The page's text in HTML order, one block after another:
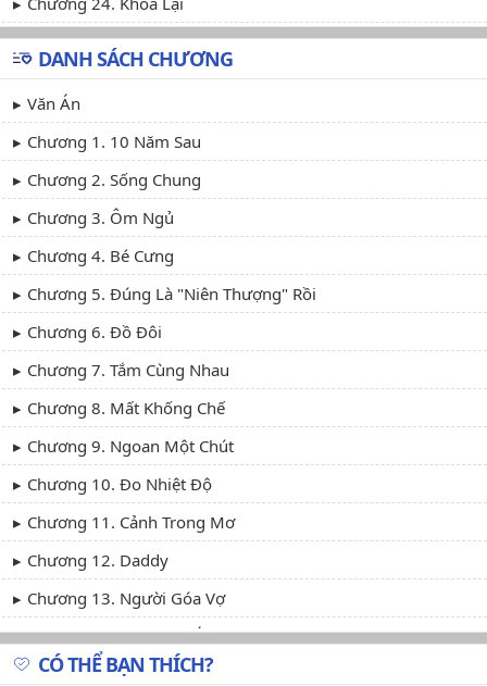
DANH SÁCH CHƯƠNG
Văn Án
Chương 1. 10 Năm Sau
Chương 2. Sống Chung
Chương 3. Ôm Ngủ
Chương 4. Bé Cưng
Chương 5. Đúng Là "niên Thượng" Rồi
Chương 6. Đồ Đôi
Chương 7. Tắm Cùng Nhau
Chương 8. Mất Khống Chế
Chương 9. Ngoan Một Chút
Chương 10. Đo Nhiệt Độ
Chương 11. Cảnh Trong Mơ
Chương 12. Daddy
Chương 13. Người Góa Vợ
Chương 14. Cởi Quần Áo
Chương 15. Ghen
CÓ THỂ BẠN THÍCH?